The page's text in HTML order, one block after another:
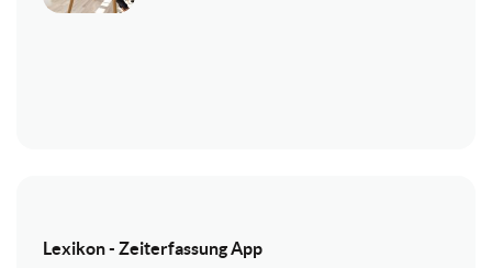
Lexikon - Zeiterfassung App